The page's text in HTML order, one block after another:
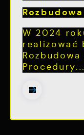
W 2024
realizować
Procedury...